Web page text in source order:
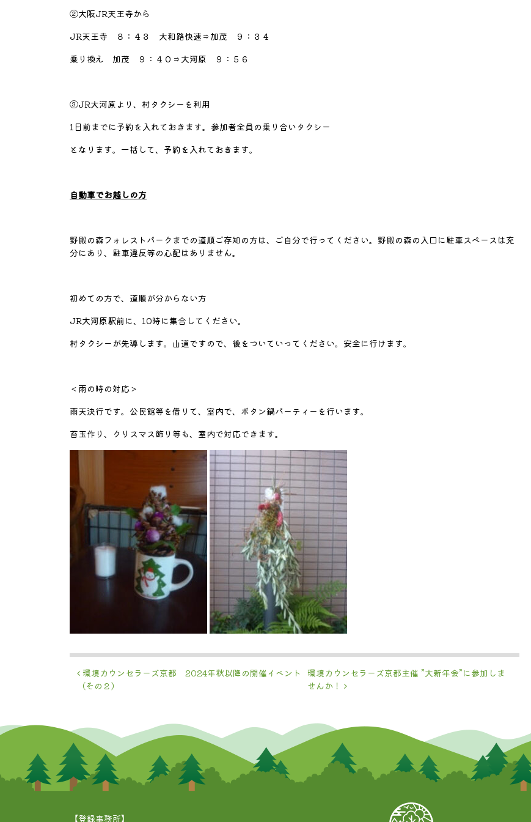
②大阪JR天王寺から
JR天王寺 ８：４３ 大和路快速⇒加茂 ９：３４
乗り換え 加茂 ９：４０⇒大河原 ９：５６
③JR大河原より、村タクシーを利用
1日前までに予約を入れておきます。参加者全員の乗り合いタクシー
となります。一括して、予約を入れておきます。
自動車でお越しの方
野殿の森フォレストパークまでの道順ご存知の方は、ご自分で行ってください。野殿の森の入口に駐車スペースは充
分にあり、駐車違反等の心配はありません。
初めての方で、道順が分からない方
JR大河原駅前に、10時に集合してください。
村タクシーが先導します。山道ですので、後をついていってください。安全に行けます。
＜雨の時の対応＞
雨天決行です。公民館等を借りて、室内で、ボタン鍋パーティーを行います。
苔玉作り、クリスマス飾り等も、室内で対応できます。
投稿ナビゲーション
環境カウンセラーズ京都 2024年秋以降の開催イベント
（その２）
環境カウンセラーズ京都主催 ”大新年会”に参加しま
せんか！
【登録事務所】